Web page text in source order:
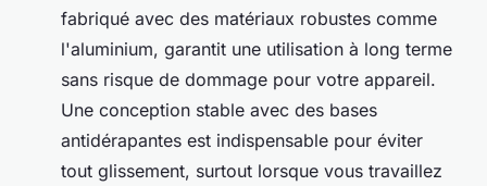
fabriqué avec des matériaux robustes comme
l'aluminium, garantit une utilisation à long terme
sans risque de dommage pour votre appareil.
Une conception stable avec des bases
antidérapantes est indispensable pour éviter
tout glissement, surtout lorsque vous travaillez